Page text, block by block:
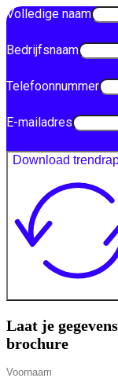
Volledige naam
Bedrijfsnaam
Telefoonnummer
E-mailadres
Download
Laat je
brochure